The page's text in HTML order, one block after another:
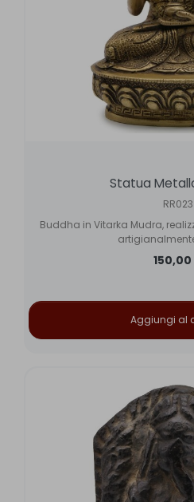
Statua
RR023
Buddha in Vitarka Mudra,
Aggiungi al